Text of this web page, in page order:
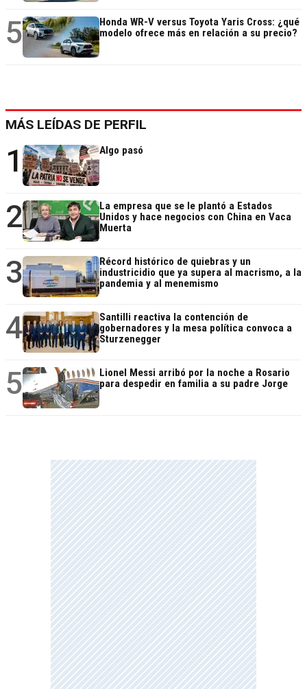
5
Honda WR-V versus Toyota Yaris Cross: ¿qué
modelo ofrece más en relación a su precio?
MÁS LEÍDAS DE PERFIL
1 Algo pasó
2
La empresa que se le plantó a Estados
Unidos y hace negocios con China en Vaca
Muerta
3
Récord histórico de quiebras y un
industricidio que ya supera al macrismo, a la
pandemia y al menemismo
4
Santilli reactiva la contención de
gobernadores y la mesa política convoca a
Sturzenegger
5
Lionel Messi arribó por la noche a Rosario
para despedir en familia a su padre Jorge